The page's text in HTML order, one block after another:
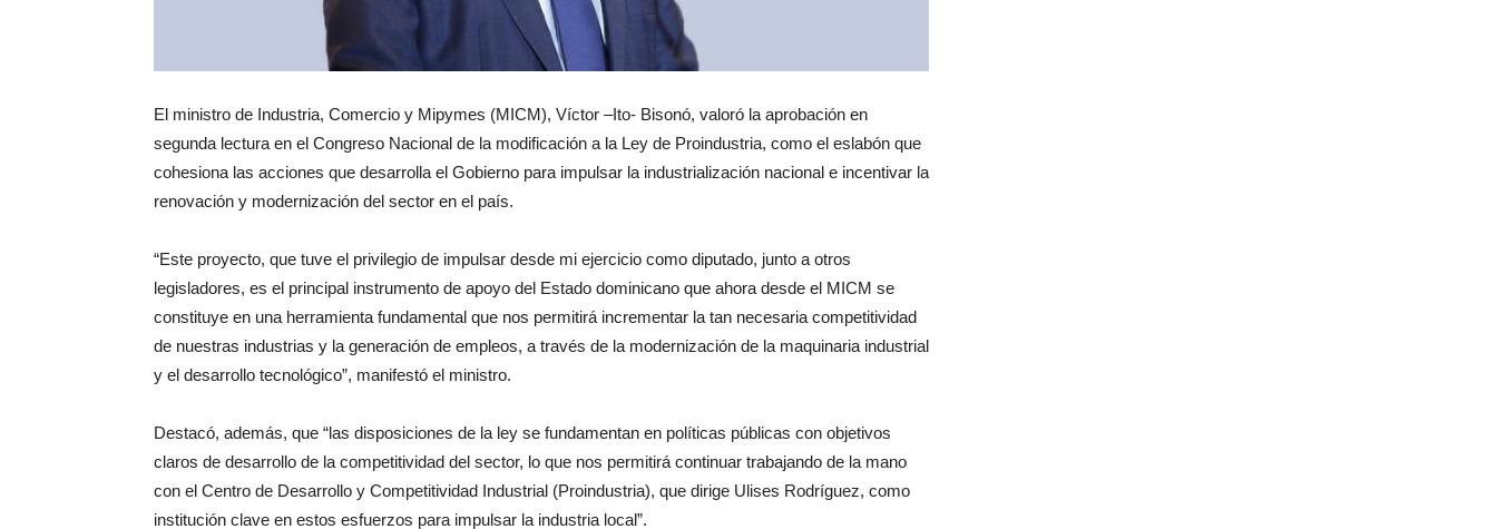
El ministro de Industria, Comercio y Mipymes (MICM), Víctor –Ito- Bisonó, valoró la aprobación en
segunda lectura en el Congreso Nacional de la modificación a la Ley de Proindustria, como el eslabón que
cohesiona las acciones que desarrolla el Gobierno para impulsar la industrialización nacional e incentivar la
renovación y modernización del sector en el país.
“Este proyecto, que tuve el privilegio de impulsar desde mi ejercicio como diputado, junto a otros
legisladores, es el principal instrumento de apoyo del Estado dominicano que ahora desde el MICM se
constituye en una herramienta fundamental que nos permitirá incrementar la tan necesaria competitividad
de nuestras industrias y la generación de empleos, a través de la modernización de la maquinaria industrial
y el desarrollo tecnológico”, manifestó el ministro.
Destacó, además, que “las disposiciones de la ley se fundamentan en políticas públicas con objetivos
claros de desarrollo de la competitividad del sector, lo que nos permitirá continuar trabajando de la mano
con el Centro de Desarrollo y Competitividad Industrial (Proindustria), que dirige Ulises Rodríguez, como
institución clave en estos esfuerzos para impulsar la industria local”.